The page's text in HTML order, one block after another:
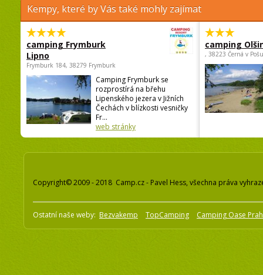
Kempy, které by Vás také mohly zajímat
camping Frymburk
Lipno
Frymburk 184, 38279 Frymburk
Camping Frymburk se
rozprostírá na břehu
Lipenského jezera v Jižních
Čechách v blízkosti vesničky
Fr...
web stránky
camping
, 38223 Černá v
Copyright© 2009 - 2018 Camp.cz - Pavel Hess, všechna práva
Ostatní naše weby: Bezvakemp TopCamping Camping Oase